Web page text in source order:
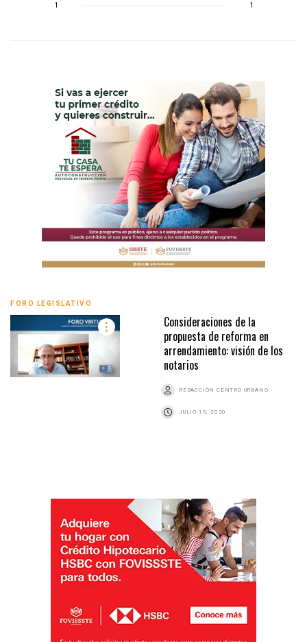
1 1
FORO LEGISLATIVO
Consideraciones de la
propuesta de reforma en
arrendamiento: visión de los
notarios
REDACCIÓN CENTRO URBANO
JULIO 15, 2020